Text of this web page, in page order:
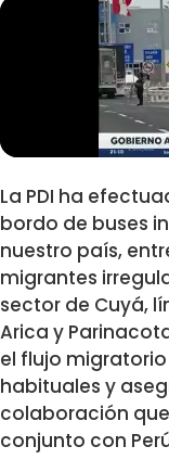
La PDI ha
bordo de buses
nuestro país,
migrantes
sector de Cuyá,
Arica y
el flujo
habituales y
colaboración
conjunto con